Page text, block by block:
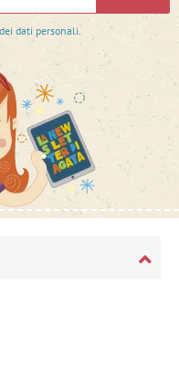
dati personali